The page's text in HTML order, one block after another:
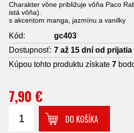
Charakter vône približuje vôňa Paco
istá vôňa).
s akcentom manga, jazmínu a vanilky
Kód:
gc403
Dostupnosť: 7 až 15 dní od
Kúpou tohto produktu získate 7
7,90 €
DO KOŠÍKA